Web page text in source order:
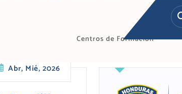
Centros de Formación
Abr, Mié, 2026